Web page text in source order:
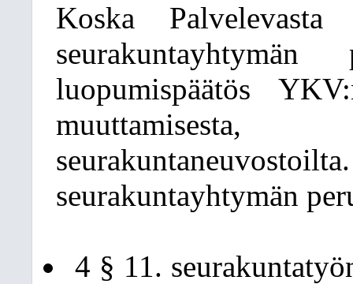
Koska
seurakuntayhtymän
luopumispäätös
seurakuntayhtymän
4 § 11.